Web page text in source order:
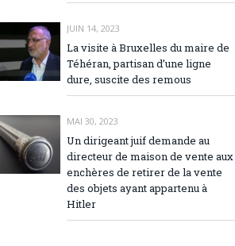
JUIN 14, 2023
La visite à Bruxelles du maire de
Téhéran, partisan d’une ligne
dure, suscite des remous
MAI 30, 2023
Un dirigeant juif demande au
directeur de maison de vente aux
enchères de retirer de la vente
des objets ayant appartenu à
Hitler